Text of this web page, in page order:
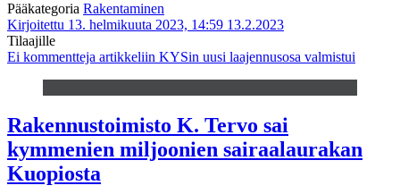
Pääkategoria Rakentaminen
Kirjoitettu 13. helmikuuta 2023, 14:59 13.2.2023
Tilaajille
Ei kommentteja artikkeliin KYSin uusi laajennusosa valmistui
Rakennustoimisto K. Tervo sai
kymmenien miljoonien sairaalaurakan
Kuopiosta